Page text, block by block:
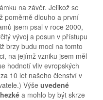
na závěr. Jelikož se
poměrně dlouho a první
jsem psal v roce 2000,
vývoj a posun v přístupu
brzy budu moci na tomto
na jejímž vzniku jsem měl
hodnotí vliv evropských
10 let našeho členství v
Výše uvedené
a mohlo by být skrze